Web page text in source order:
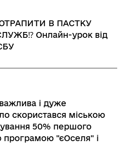
В ПАСТКУ
Онлайн-урок від
і дуже
скористався міською
50% першого
програмою "єОселя" і